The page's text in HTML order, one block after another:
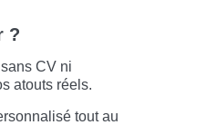
?
CV ni
atouts réels.
tout au